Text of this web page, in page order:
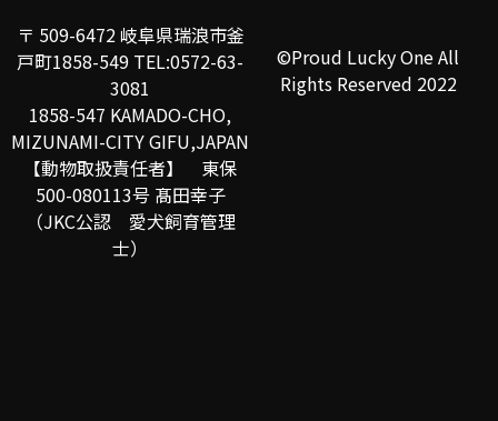
〒 509-6472 岐阜県瑞浪市釜
戸町1858-549 TEL:0572-63-
3081
1858-547 KAMADO-CHO,
MIZUNAMI-CITY GIFU,JAPAN
【動物取扱責任者】 東保
500-080113号 髙田幸子
（JKC公認 愛犬飼育管理
士）
©Proud Lucky One All
Rights Reserved 2022